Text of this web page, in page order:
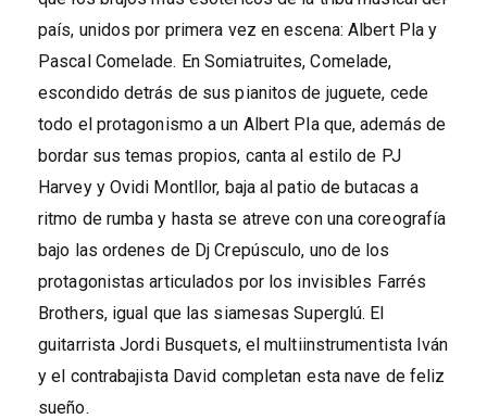
país, unidos por primera vez en escena: Albert Pla y
Pascal Comelade. En Somiatruites, Comelade,
escondido detrás de sus pianitos de juguete, cede
todo el protagonismo a un Albert Pla que, además de
bordar sus temas propios, canta al estilo de PJ
Harvey y Ovidi Montllor, baja al patio de butacas a
ritmo de rumba y hasta se atreve con una coreografía
bajo las ordenes de Dj Crepúsculo, uno de los
protagonistas articulados por los invisibles Farrés
Brothers, igual que las siamesas Superglú. El
guitarrista Jordi Busquets, el multiinstrumentista Iván
y el contrabajista David completan esta nave de feliz
sueño.